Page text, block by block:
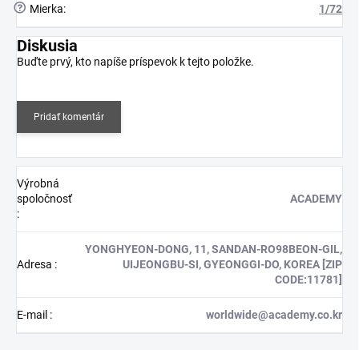
? Mierka: 1/72
Diskusia
Buďte prvý, kto napíše príspevok k tejto položke.
Pridať komentár
Výrobná
spoločnosť
:
ACADEMY
Adresa :
YONGHYEON-DONG, 11, SANDAN-RO98BEON-GIL,
UIJEONGBU-SI, GYEONGGI-DO, KOREA [ZIP
CODE:11781]
E-mail : worldwide@academy.co.kr